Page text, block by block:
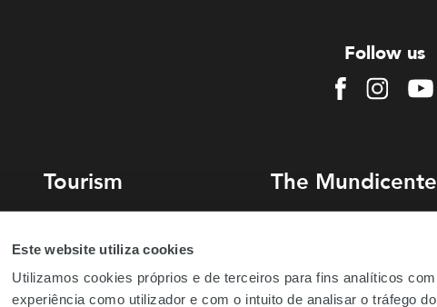
Este website utiliza cookies
Utilizamos cookies próprios e de terceiros para fins analíticos
experiência como utilizador e com o intuito de analisar o tráfego
Follow us
FacebookInstagram
Tourism
Planeie sua visita
The
Parking